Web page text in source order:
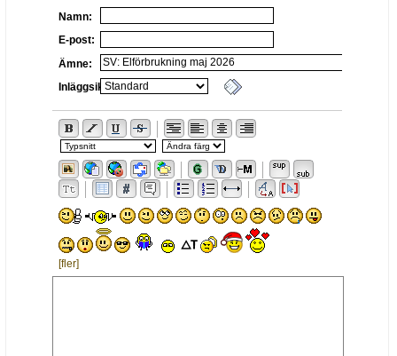
Namn:
E-post:
Ämne:
Inläggsikon:
[fler]